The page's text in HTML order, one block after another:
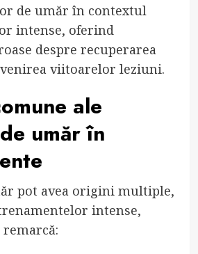
de umăr în contextul
intense, oferind
despre recuperarea
viitoarelor leziuni.
ale
umăr în
pot avea origini multiple,
intense,
remarcă: